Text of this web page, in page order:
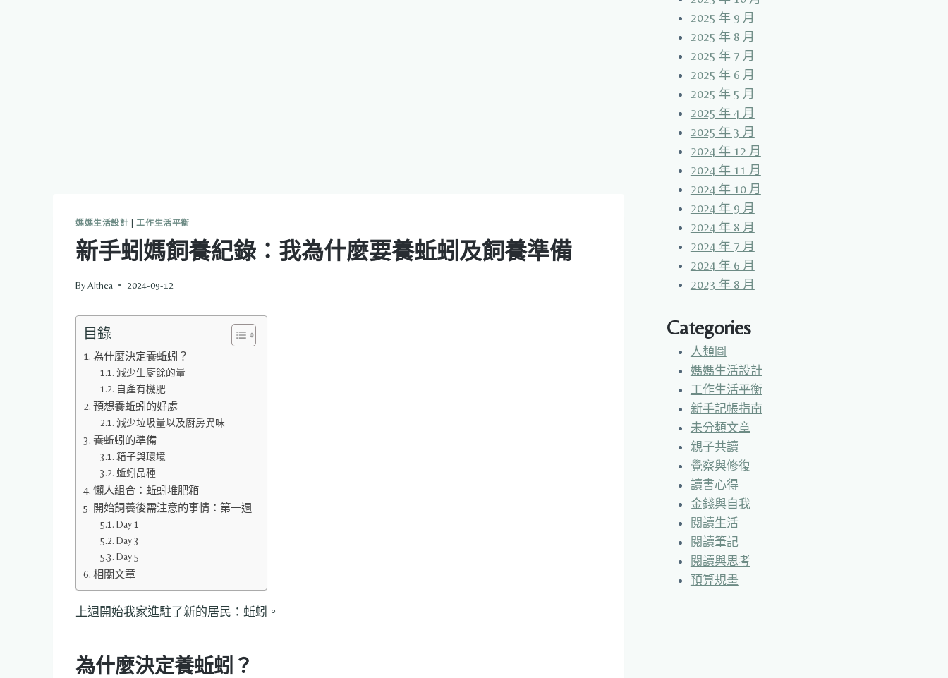
媽媽生活設計 |工作生活平衡
新手蚓媽飼養紀錄：我為什麼要養蚯蚓及飼養準備
ByAlthea 2024-09-12
目錄
為什麼決定養蚯蚓？
減少生廚餘的量
自產有機肥
預想養蚯蚓的好處
減少垃圾量以及廚房異味
養蚯蚓的準備
箱子與環境
蚯蚓品種
懶人組合：蚯蚓堆肥箱
開始飼養後需注意的事情：第一週
Day 1
Day 3
Day 5
相關文章
上週開始我家進駐了新的居民：蚯蚓。
為什麼決定養蚯蚓？
2025 年 9 月
2025 年 8 月
2025 年 7 月
2025 年 6 月
2025 年 5 月
2025 年 4 月
2025 年 3 月
2024 年 12 月
2024 年 11 月
2024 年 10 月
2024 年 9 月
2024 年 8 月
2024 年 7 月
2024 年 6 月
2023 年 8 月
Categories
人類圖
媽媽生活設計
工作生活平衡
新手記帳指南
未分類文章
親子共讀
覺察與修復
讀書心得
金錢與自我
閱讀生活
閱讀筆記
閱讀與思考
預算規畫